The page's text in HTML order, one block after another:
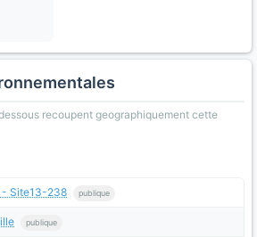
recoupent geographiquement cette
- Site13-238 publique
publique